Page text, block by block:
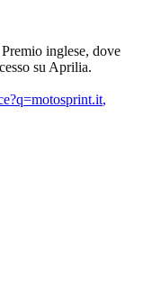
inglese, dove
su Aprilia.
,